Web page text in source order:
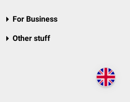
For Business
Other stuff